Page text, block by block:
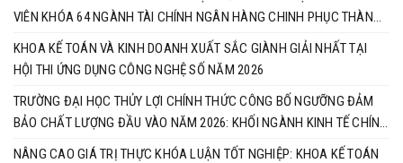
VIÊN KHÓA 64 NGÀNH TÀI CHÍNH NGÂN HÀNG CHINH PHỤC THÀNH
CÔNG KHÓA LUẬN TỐT NGHIỆP
KHOA KẾ TOÁN VÀ KINH DOANH XUẤT SẮC GIÀNH GIẢI NHẤT TẠI
HỘI THI ỨNG DỤNG CÔNG NGHỆ SỐ NĂM 2026
TRƯỜNG ĐẠI HỌC THỦY LỢI CHÍNH THỨC CÔNG BỐ NGƯỠNG ĐẢM
BẢO CHẤT LƯỢNG ĐẦU VÀO NĂM 2026: KHỐI NGÀNH KINH TẾ CHÍNH
THỨC VÀO CUỘC ĐUA RỰC LỬA
NÂNG CAO GIÁ TRỊ THỰC KHÓA LUẬN TỐT NGHIỆP: KHOA KẾ TOÁN